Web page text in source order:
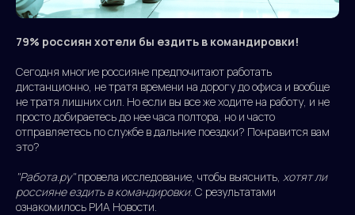
79% россиян хотели бы ездить в командировки!
Сегодня многие россияне предпочитают работать
дистанционно, не тратя времени на дорогу до офиса и вообще
не тратя лишних сил. Но если вы все же ходите на работу, и не
просто добираетесь до нее часа полтора, но и часто
отправляетесь по службе в дальние поездки? Понравится вам
это?
"Работа.ру"провела исследование, чтобы выяснить, хотят ли
россияне ездить в командировки. С результатами
ознакомилось РИА Новости.